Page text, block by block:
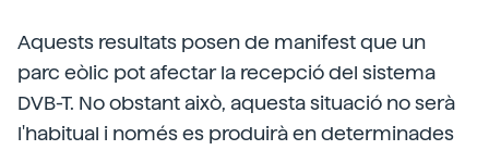
Aquests resultats posen de manifest que un
parc eòlic pot afectar la recepció del sistema
DVB-T. No obstant això, aquesta situació no serà
l'habitual i només es produirà en determinades